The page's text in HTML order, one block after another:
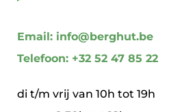
Email: info@berghut.be
Telefoon: +32 52 47 85 22
di t/m vrij van 10h tot 19h